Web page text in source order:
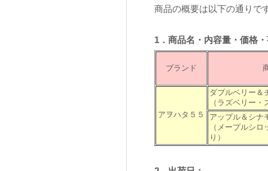
商品の概要は以下の通りで
1．商品名・内容量・価格
ブランド
アヲハタ５５
ダブルベリー＆
（ラズベリー
アップル＆シナ
（メープルシ
り）